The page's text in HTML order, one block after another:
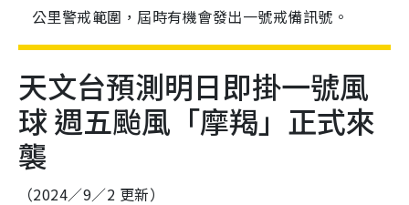
公里警戒範圍，屆時有機會發出一號戒備訊號。
天文台預測明日即掛一號風
球 週五颱風「摩羯」正式來
襲
（2024／9／2 更新）